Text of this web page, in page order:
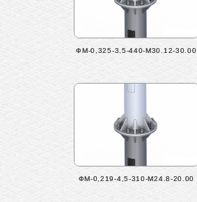
ФМ-0,325-3,5-440-М30.12-30.00
ФМ-0,219-4,5-310-М24.8-20.00